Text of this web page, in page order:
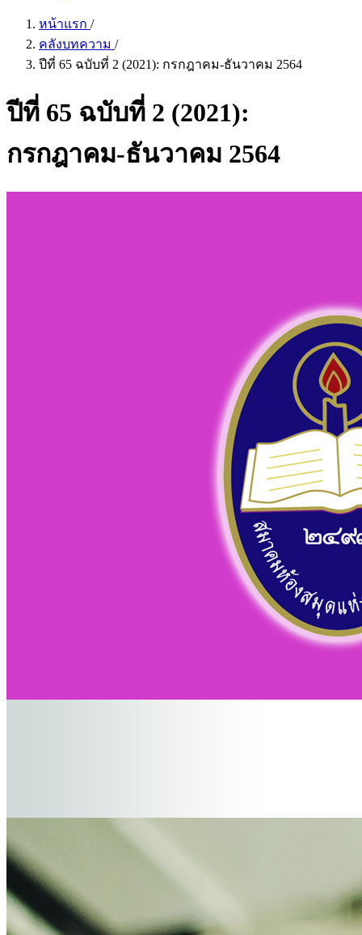
หน้าแรก /
คลังบทความ /
ปีที่ 65 ฉบับที่ 2 (2021): กรกฎาคม-ธันวาคม 2564
ปีที่ 65 ฉบับที่ 2 (2021):
กรกฎาคม-ธันวาคม 2564